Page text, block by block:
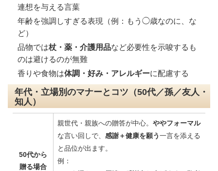
連想を与える言葉
年齢を強調しすぎる表現（例：もう◯歳なのに、な
ど）
品物では杖・薬・介護用品など必要性を示唆するも
のは避けるのが無難
香りや食物は体調・好み・アレルギーに配慮する
年代・立場別のマナーとコツ（50代／孫／友人・
知人）
50代から
贈る場合
親世代・親族への贈答が中心。 ややフォーマル
な言い回しで、 感謝＋健康を願う一言を添える
と品位が出ます。
例：